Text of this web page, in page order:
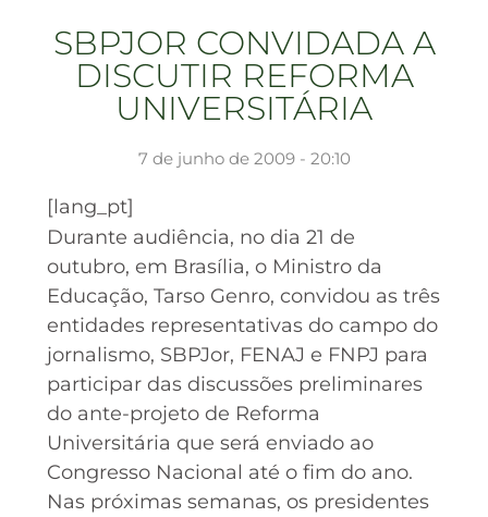
SBPJOR CONVIDADA A
DISCUTIR REFORMA
UNIVERSITÁRIA
7 de junho de 2009 - 20:10
[lang_pt]
Durante audiência, no dia 21 de
outubro, em Brasília, o Ministro da
Educação, Tarso Genro, convidou as três
entidades representativas do campo do
jornalismo, SBPJor, FENAJ e FNPJ para
participar das discussões preliminares
do ante-projeto de Reforma
Universitária que será enviado ao
Congresso Nacional até o fim do ano.
Nas próximas semanas, os presidentes